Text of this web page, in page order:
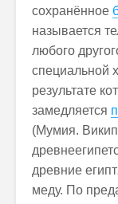
сохранённое
называется
любого
специальной
результате
замедляется
(Мумия.
древние
меду. По